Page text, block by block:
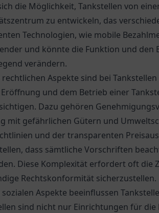
die Möglichkeit, Tankstellen von
zu entwickeln, das
Technologien, wie mobile
und könnte die Funktion und den
verändern.
rechtlichen Aspekte sind bei
und dem Betrieb einer
Dazu gehören
mit gefährlichen Gütern und
und der transparenten
dass sämtliche Vorschriften
Diese Komplexität erfordert oft die
Rechtskonformität sicherzustellen.
sozialen Aspekte beeinflussen
sind nicht nur Einrichtungen für